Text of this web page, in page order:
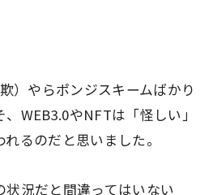
）やらポンジスキームばかり
WEB3.0やNFTは「怪しい」
るのだと思いました。
状況だと間違ってはいない